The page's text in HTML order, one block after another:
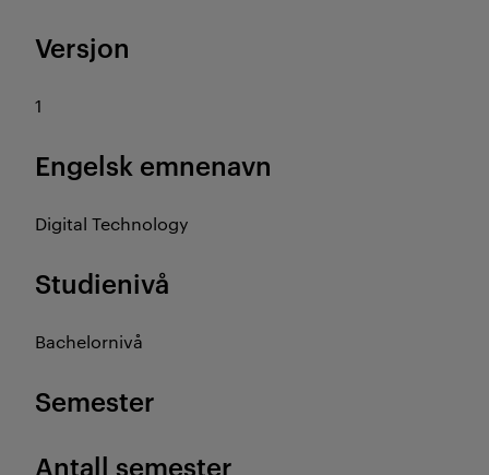
Versjon
1
Engelsk emnenavn
Digital Technology
Studienivå
Bachelornivå
Semester
Antall semester